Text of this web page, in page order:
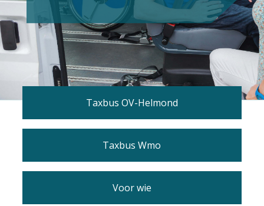
Taxbus OV-Helmond
Taxbus Wmo
Voor wie